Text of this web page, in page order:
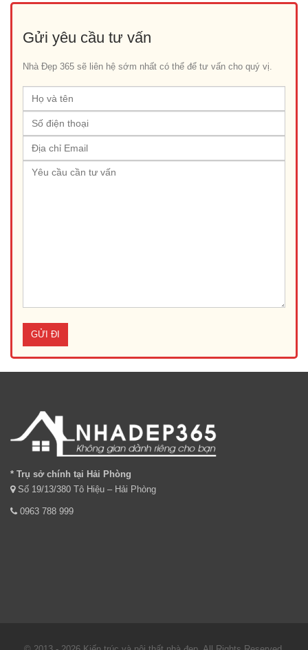
Gửi yêu cầu tư vấn
Nhà Đẹp 365 sẽ liên hệ sớm nhất có thể để tư vấn cho quý vị.
* Trụ sở chính tại Hải Phòng
Số 19/13/380 Tô Hiệu – Hải Phòng
0963 788 999